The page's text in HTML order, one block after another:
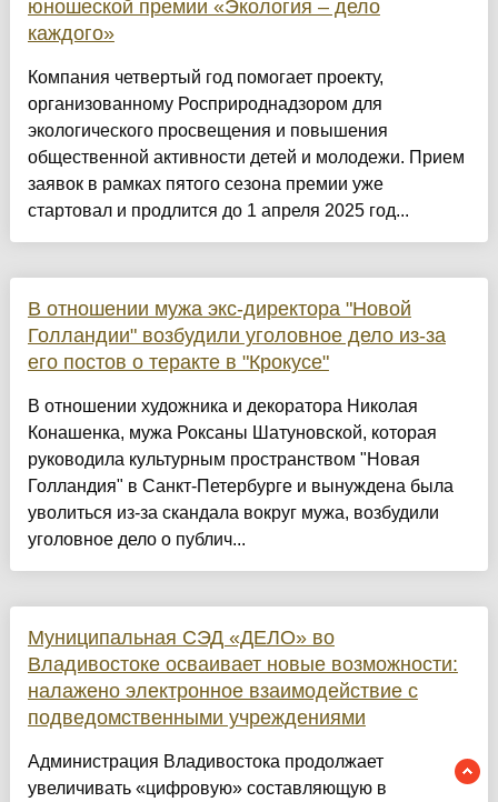
юношеской премии «Экология – дело
каждого»
Компания четвертый год помогает проекту,
организованному Росприроднадзором для
экологического просвещения и повышения
общественной активности детей и молодежи. Прием
заявок в рамках пятого сезона премии уже
стартовал и продлится до 1 апреля 2025 год...
В отношении мужа экс-директора "Новой
Голландии" возбудили уголовное дело из-за
его постов о теракте в "Крокусе"
В отношении художника и декоратора Николая
Конашенка, мужа Роксаны Шатуновской, которая
руководила культурным пространством "Новая
Голландия" в Санкт-Петербурге и вынуждена была
уволиться из-за скандала вокруг мужа, возбудили
уголовное дело о публич...
Муниципальная СЭД «ДЕЛО» во
Владивостоке осваивает новые возможности:
налажено электронное взаимодействие с
подведомственными учреждениями
Администрация Владивостока продолжает
увеличивать «цифровую» составляющую в